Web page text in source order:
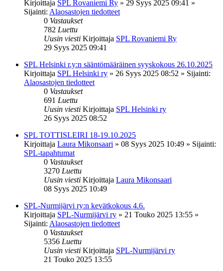
Kirjoittaja SPL Rovaniemi Ry » 29 Syys 2025 09:41 »
Sijainti: Alaosastojen tiedotteet
0 Vastaukset
782 Luettu
Uusin viesti Kirjoittaja SPL Rovaniemi Ry
29 Syys 2025 09:41
SPL Helsinki r.y:n sääntömääräinen syyskokous 26.10.2025
Kirjoittaja SPL Helsinki ry » 26 Syys 2025 08:52 » Sijainti:
Alaosastojen tiedotteet
0 Vastaukset
691 Luettu
Uusin viesti Kirjoittaja SPL Helsinki ry
26 Syys 2025 08:52
SPL TOTTISLEIRI 18-19.10.2025
Kirjoittaja Laura Mikonsaari » 08 Syys 2025 10:49 » Sijainti:
SPL-tapahtumat
0 Vastaukset
3270 Luettu
Uusin viesti Kirjoittaja Laura Mikonsaari
08 Syys 2025 10:49
SPL-Nurmijärvi ry:n kevätkokous 4.6.
Kirjoittaja SPL-Nurmijärvi ry » 21 Touko 2025 13:55 »
Sijainti: Alaosastojen tiedotteet
0 Vastaukset
5356 Luettu
Uusin viesti Kirjoittaja SPL-Nurmijärvi ry
21 Touko 2025 13:55